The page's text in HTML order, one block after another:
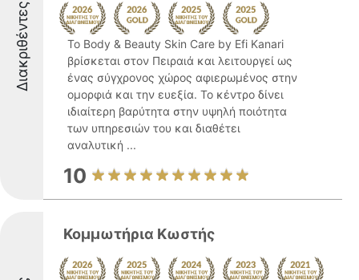
Διακριθέντες
Το Body & Beauty Skin Care by Efi Kanari
βρίσκεται στον Πειραιά και λειτουργεί ως
ένας σύγχρονος χώρος αφιερωμένος στην
ομορφιά και την ευεξία. Το κέντρο δίνει
ιδιαίτερη βαρύτητα στην υψηλή ποιότητα
των υπηρεσιών του και διαθέτει
αναλυτική ...
10
Κομμωτήρια Κωστής